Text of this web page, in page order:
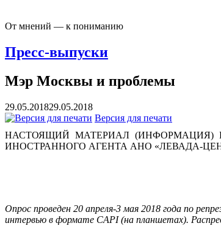
От мнений — к пониманию
Пресс-выпуски
Мэр Москвы и проблемы
29.05.201829.05.2018
Версия для печати
НАСТОЯЩИЙ МАТЕРИАЛ (ИНФОРМАЦИЯ)
ИНОСТРАННОГО АГЕНТА АНО «ЛЕВАДА-
Опрос проведен 20 апреля-3 мая 2018 года по
интервью в формате CAPI (на планшетах).